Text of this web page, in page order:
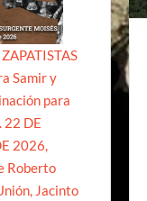
Samir y
para
22 DE
2026,
Roberto
Jacinto